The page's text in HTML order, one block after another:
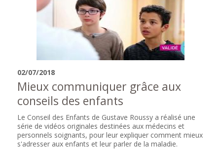
02/07/2018
Mieux communiquer grâce aux
conseils des enfants
Le Conseil des Enfants de Gustave Roussy a réalisé une
série de vidéos originales destinées aux médecins et
personnels soignants, pour leur expliquer comment mieux
s'adresser aux enfants et leur parler de la maladie.